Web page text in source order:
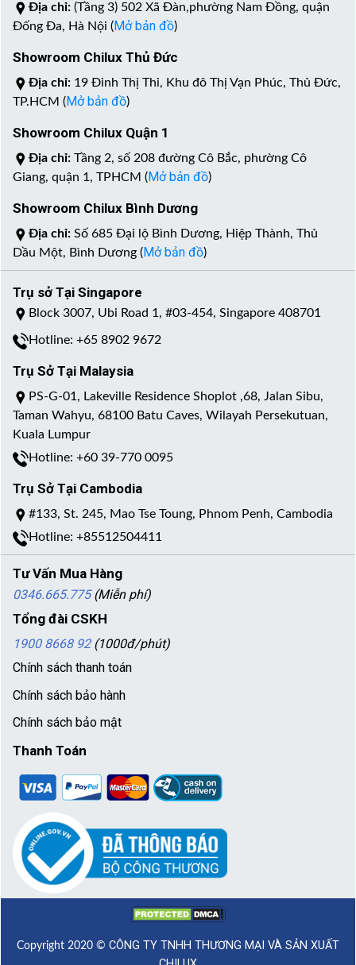
Địa chỉ: (Tầng 3) 502 Xã Đàn,phường Nam Đồng, quận
Đống Đa, Hà Nội (Mở bản đồ)
Showroom Chilux Thủ Đức
Địa chỉ: 19 Đinh Thị Thi, Khu đô Thị Vạn Phúc, Thủ Đức,
TP.HCM (Mở bản đồ)
Showroom Chilux Quận 1
Địa chỉ: Tầng 2, số 208 đường Cô Bắc, phường Cô
Giang, quận 1, TPHCM (Mở bản đồ)
Showroom Chilux Bình Dương
Địa chỉ: Số 685 Đại lộ Bình Dương, Hiệp Thành, Thủ
Dầu Một, Bình Dương (Mở bản đồ)
Trụ sở Tại Singapore
Block 3007, Ubi Road 1, #03-454, Singapore 408701
Hotline: +65 8902 9672
Trụ Sở Tại Malaysia
PS-G-01, Lakeville Residence Shoplot ,68, Jalan Sibu,
Taman Wahyu, 68100 Batu Caves, Wilayah Persekutuan,
Kuala Lumpur
Hotline: +60 39-770 0095
Trụ Sở Tại Cambodia
#133, St. 245, Mao Tse Toung, Phnom Penh, Cambodia
Hotline: +85512504411
Tư Vấn Mua Hàng
0346.665.775 (Miễn phí)
Tổng đài CSKH
1900 8668 92 (1000đ/phút)
Chính sách thanh toán
Chính sách bảo hành
Chính sách bảo mật
Thanh Toán
Copyright 2020 © CÔNG TY TNHH THƯƠNG MẠI VÀ SẢN XUẤT